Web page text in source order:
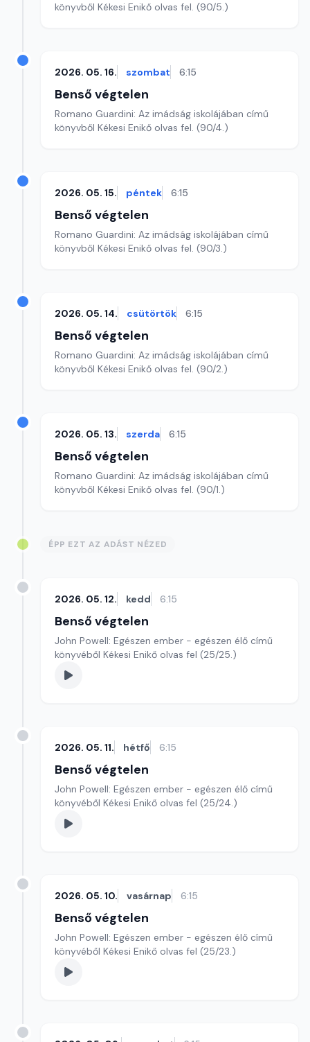
könyvből Kékesi Enikő olvas fel. (90/5.)
2026. 05. 16. szombat 6:15
Benső végtelen
Romano Guardini: Az imádság iskolájában című
könyvből Kékesi Enikő olvas fel. (90/4.)
2026. 05. 15. péntek 6:15
Benső végtelen
Romano Guardini: Az imádság iskolájában című
könyvből Kékesi Enikő olvas fel. (90/3.)
2026. 05. 14. csütörtök 6:15
Benső végtelen
Romano Guardini: Az imádság iskolájában című
könyvből Kékesi Enikő olvas fel. (90/2.)
2026. 05. 13. szerda 6:15
Benső végtelen
Romano Guardini: Az imádság iskolájában című
könyvből Kékesi Enikő olvas fel. (90/1.)
ÉPP EZT AZ ADÁST NÉZED
2026. 05. 12. kedd 6:15
Benső végtelen
John Powell: Egészen ember - egészen élő című
könyvéből Kékesi Enikő olvas fel (25/25.)
2026. 05. 11. hétfő 6:15
Benső végtelen
John Powell: Egészen ember - egészen élő című
könyvéből Kékesi Enikő olvas fel (25/24.)
2026. 05. 10. vasárnap 6:15
Benső végtelen
John Powell: Egészen ember - egészen élő című
könyvéből Kékesi Enikő olvas fel (25/23.)